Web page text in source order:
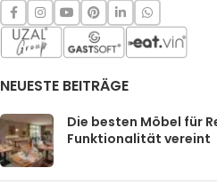
NEUESTE BEITRÄGE
Die besten Möbel für
Funktionalität vereint